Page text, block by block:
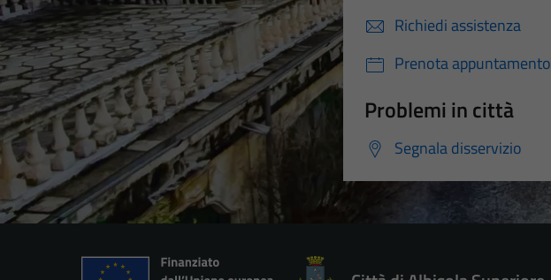
Richiedi assistenza
Prenota appuntamento
Problemi in città
Segnala disservizio